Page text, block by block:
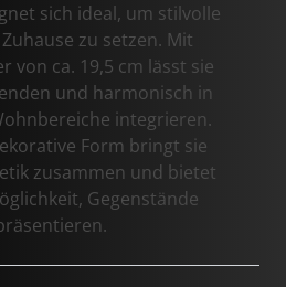
sich ideal, um stilvolle
zu setzen. Mit
von ca. 19,5 cm lässt sie
und harmonisch in
integrieren.
Form bringt sie
zusammen und bietet
Gegenstände